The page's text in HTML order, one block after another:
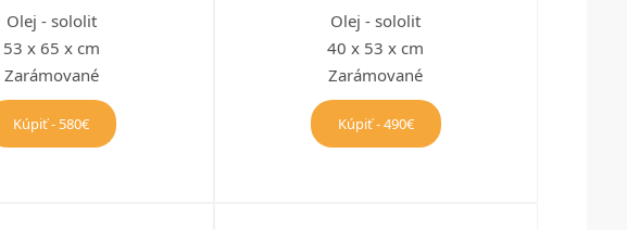
Olej - sololit
53 x 65 x cm
Zarámované
Kúpiť - 580€
Olej - sololit
40 x 53 x cm
Zarámované
Kúpiť - 490€